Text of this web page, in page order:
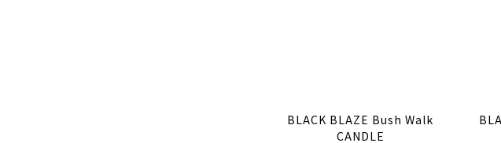
BLACK BLAZE Bush Walk
CANDLE